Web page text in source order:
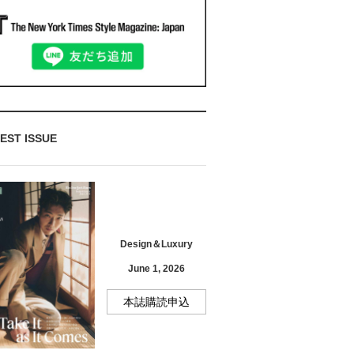
ISSUE
Design＆Luxury
June 1, 2026
本誌購読申込